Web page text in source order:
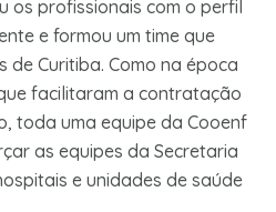
os profissionais com o perfil
e formou um time que
de Curitiba. Como na época
facilitaram a contratação
toda uma equipe da Cooenf
as equipes da Secretaria
e unidades de saúde